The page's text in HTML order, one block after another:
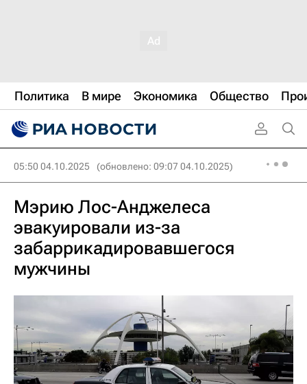
Политика В мире Экономика Общество
05:50 04.10.2025 (обновлено: 09:07 04.10.2025)
Мэрию Лос-Анджелеса
эвакуировали из-за
забаррикадировавшегося
мужчины